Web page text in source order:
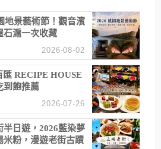
地景藝術節！觀音濱
石滬一次收藏
2026-08-02
RECIPE HOUSE
到飽推薦
2026-07-26
半日遊，2026藍染夢
米粉，漫遊老街古蹟